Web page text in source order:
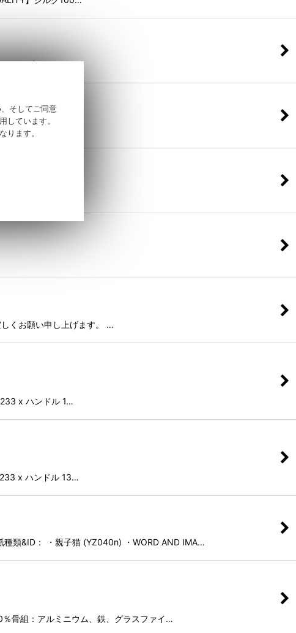
そしてご同意
しています。
ります。